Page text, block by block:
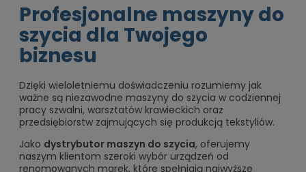
Profesjonalne maszyny do
szycia dla Twojego
biznesu
Dzięki wieloletniemu doświadczeniu rozumiemy jak
ważne są niezawodne maszyny do szycia w codziennej
pracy szwalni, warsztatów krawieckich oraz
przedsiębiorstw zajmujących się produkcją tekstyliów.
Jako dystrybutor maszyn do szycia, oferujemy
naszym klientom szeroki wybór urządzeń od
renomowanych marek, które spełniają najwyższe